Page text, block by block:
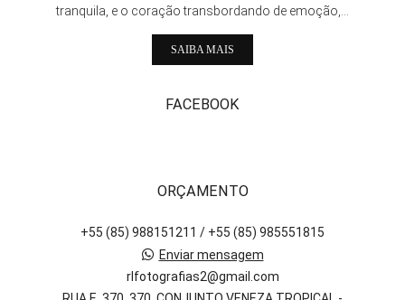
tranquila, e o coração transbordando de emoção,...
SAIBA MAIS
FACEBOOK
ORÇAMENTO
+55 (85) 988151211 / +55 (85) 985551815
Enviar mensagem
rlfotografias2@gmail.com